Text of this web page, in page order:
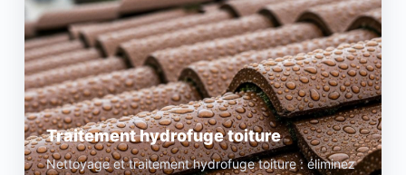
Traitement hydrofuge toiture
Nettoyage et traitement hydrofuge toiture : éliminez